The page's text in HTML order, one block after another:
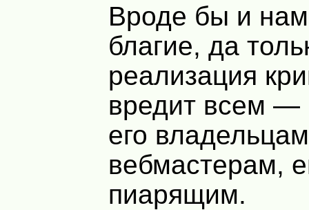
Вроде бы и
благие, да
реализация
вредит всем —
его
вебмастерам,
пиарящим.